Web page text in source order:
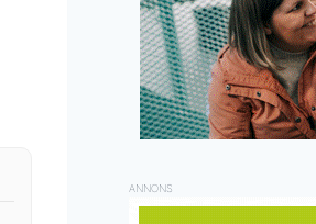
ANNONS